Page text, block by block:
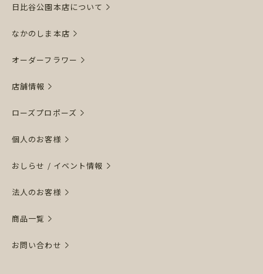
日比谷公園本店について
なかのしま本店
オーダーフラワー
店舗情報
ローズプロポーズ
個人のお客様
おしらせ / イベント情報
法人のお客様
商品一覧
お問い合わせ